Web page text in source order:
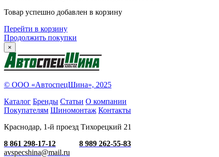
Товар успешно добавлен в корзину
Перейти в корзину
Продолжить покупки
×
© ООО «АвтоспецШина», 2025
Каталог Бренды Статьи О компании
Покупателям Шиномонтаж Контакты
Краснодар, 1-й проезд Тихорецкий 21
8 861 298-17-12
8 989 262-55-83
avspecshina@mail.ru